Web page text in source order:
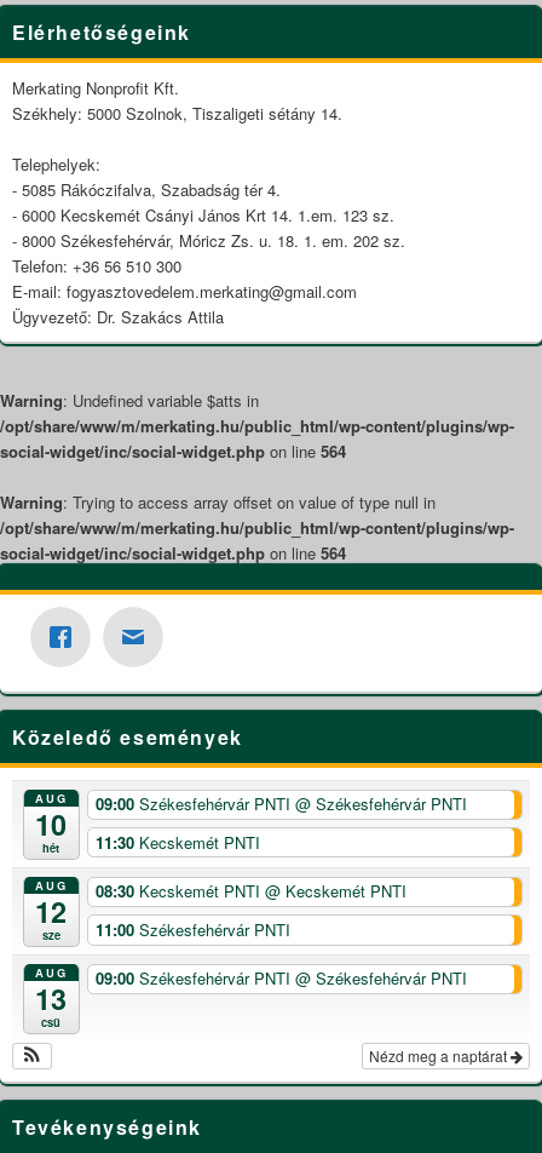
Sidebar
Widget
Area
Elérhetőségeink
Merkating Nonprofit Kft.
Székhely: 5000 Szolnok, Tiszaligeti sétány 14.
Telephelyek:
- 5085 Rákóczifalva, Szabadság tér 4.
- 6000 Kecskemét Csányi János Krt 14. 1.em. 123 sz.
- 8000 Székesfehérvár, Móricz Zs. u. 18. 1. em. 202 sz.
Telefon: +36 56 510 300
E-mail: fogyasztovedelem.merkating@gmail.com
Ügyvezető: Dr. Szakács Attila
Warning: Undefined variable $atts in
/opt/share/www/m/merkating.hu/public_html/wp-content/plugins/wp-
social-widget/inc/social-widget.php on line 564
Warning: Trying to access array offset on value of type null in
/opt/share/www/m/merkating.hu/public_html/wp-content/plugins/wp-
social-widget/inc/social-widget.php on line 564
Közeledő események
AUG
10
hét
09:00 Székesfehérvár PNTI @ Székesfehérvár PNTI
11:30 Kecskemét PNTI
AUG
12
sze
08:30 Kecskemét PNTI @ Kecskemét PNTI
11:00 Székesfehérvár PNTI
AUG
13
csü
09:00 Székesfehérvár PNTI @ Székesfehérvár PNTI
Nézd meg a naptárat
Tevékenységeink